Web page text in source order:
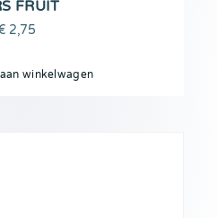
FRUIT
2,75
winkelwagen